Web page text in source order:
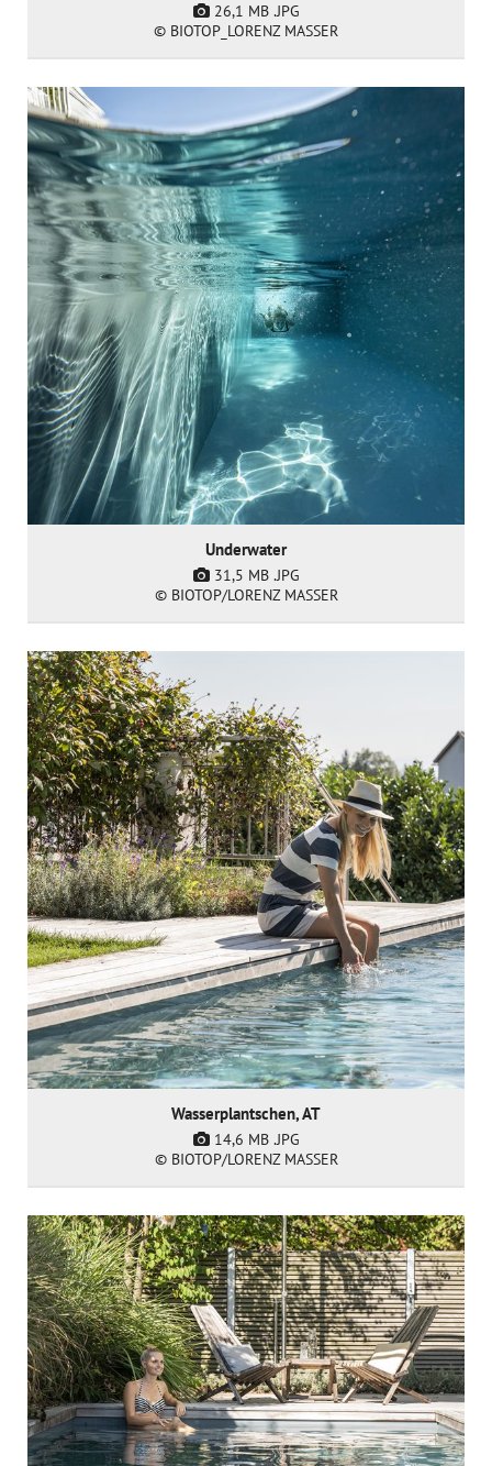
26,1 MB .JPG
© BIOTOP_LORENZ MASSER
Underwater
31,5 MB .JPG
© BIOTOP/LORENZ MASSER
Wasserplantschen, AT
14,6 MB .JPG
© BIOTOP/LORENZ MASSER